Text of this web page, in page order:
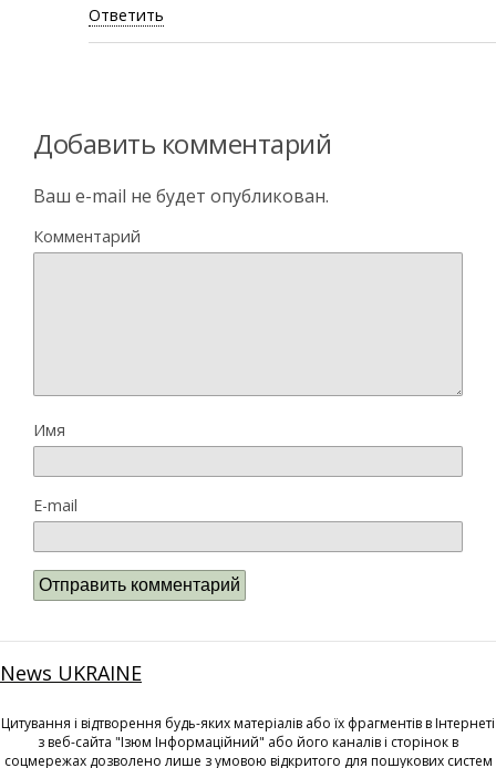
Ответить
Добавить комментарий
Ваш e-mail не будет опубликован.
Комментарий
Имя
E-mail
News UKRAINE
Цитування і відтворення будь-яких матеріалів або їх фрагментів в Інтернеті
з веб-сайта "Ізюм Інформаційний" або його каналів і сторінок в
соцмережах дозволено лише з умовою відкритого для пошукових систем